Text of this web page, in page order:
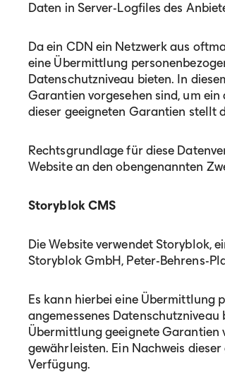
Daten in Server-Logfiles des
Da ein CDN ein Netzwerk aus
eine Übermittlung
Datenschutzniveau bieten. In
Garantien vorgesehen sind, um
dieser geeigneten Garantien stellt
Rechtsgrundlage für diese
Website an den obengenannten
Storyblok CMS
Die Website verwendet Storyblok,
Storyblok GmbH, Peter-Behrens-
Es kann hierbei eine Übermittlung
angemessenes
Übermittlung geeignete Garantien
gewährleisten. Ein Nachweis
Verfügung.